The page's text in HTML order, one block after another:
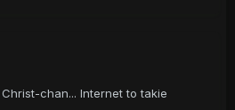
chan... Internet to takie